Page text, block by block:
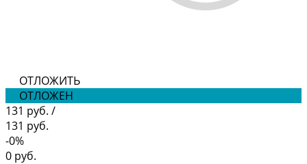
ОТЛОЖИТЬ
ОТЛОЖЕН
131 руб. /
131 руб.
-0%
0 руб.